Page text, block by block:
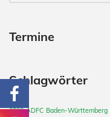
Termine
Schlagwörter
2022 ADFC Baden-Württemberg